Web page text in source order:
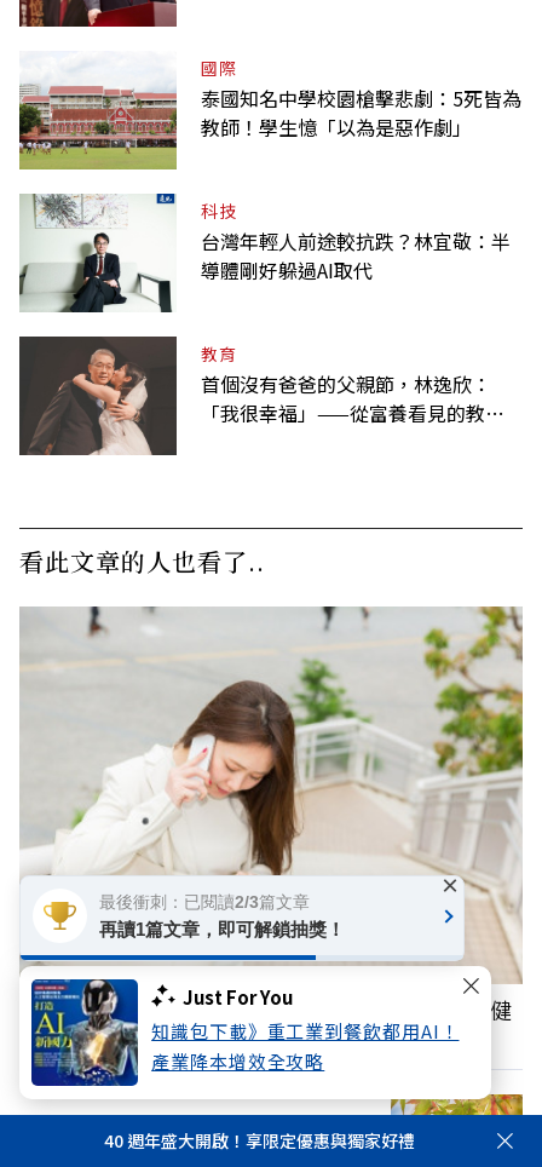
Just For You
知識包下載》重工業到餐飲都用AI！
產業降本增效全攻略
國際
泰國知名中學校園槍擊悲劇：5死皆為
教師！學生憶「以為是惡作劇」
科技
台灣年輕人前途較抗跌？林宜敬：半
導體剛好躲過AI取代
教育
首個沒有爸爸的父親節，林逸欣：
「我很幸福」——從富養看見的教養
看此文章的人也看了..
忘東忘西不一定是衰退！心理學家揭密，這2種健
忘習慣其實是「高效思考」的表現
立秋後就會變涼？注意這「4個壞習慣」降
低免疫力，小心夏季流感上身
40 週年盛大開啟！享限定優惠與獨家好禮
最後衝刺：已閱讀2/3篇文章
再讀1篇文章，即可解鎖抽獎！
×